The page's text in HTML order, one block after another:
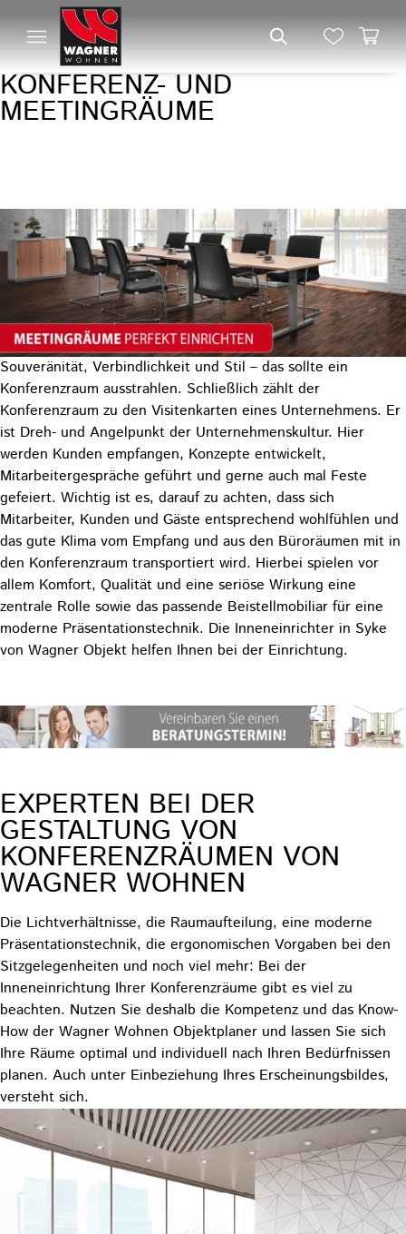
KONFERENZ- UND
MEETINGRÄUME
Souveränität, Verbindlichkeit und Stil – das sollte ein
Konferenzraum ausstrahlen. Schließlich zählt der
Konferenzraum zu den Visitenkarten eines Unternehmens. Er
ist Dreh- und Angelpunkt der Unternehmenskultur. Hier
werden Kunden empfangen, Konzepte entwickelt,
Mitarbeitergespräche geführt und gerne auch mal Feste
gefeiert. Wichtig ist es, darauf zu achten, dass sich
Mitarbeiter, Kunden und Gäste entsprechend wohlfühlen und
das gute Klima vom Empfang und aus den Büroräumen mit in
den Konferenzraum transportiert wird. Hierbei spielen vor
allem Komfort, Qualität und eine seriöse Wirkung eine
zentrale Rolle sowie das passende Beistellmobiliar für eine
moderne Präsentationstechnik. Die Inneneinrichter in Syke
von Wagner Objekt helfen Ihnen bei der Einrichtung.
EXPERTEN BEI DER
GESTALTUNG VON
KONFERENZRÄUMEN VON
WAGNER WOHNEN
Die Lichtverhältnisse, die Raumaufteilung, eine moderne
Präsentationstechnik, die ergonomischen Vorgaben bei den
Sitzgelegenheiten und noch viel mehr: Bei der
Inneneinrichtung Ihrer Konferenzräume gibt es viel zu
beachten. Nutzen Sie deshalb die Kompetenz und das Know-
How der Wagner Wohnen Objektplaner und lassen Sie sich
Ihre Räume optimal und individuell nach Ihren Bedürfnissen
planen. Auch unter Einbeziehung Ihres Erscheinungsbildes,
versteht sich.